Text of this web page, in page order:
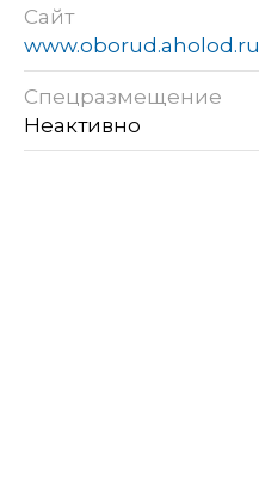
Сайт
www.oborud.aholod.ru
Спецразмещение
Неактивно